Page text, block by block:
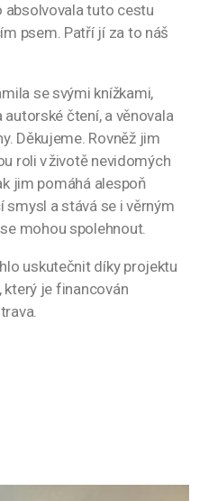
absolvovala tuto cestu
psem. Patří jí za to náš
se svými knížkami,
autorské čtení, a věnovala
Děkujeme. Rovněž jim
roli v životě nevidomých
jim pomáhá alespoň
a stává se i věrným
mohou spolehnout.
uskutečnit díky projektu
který je financován